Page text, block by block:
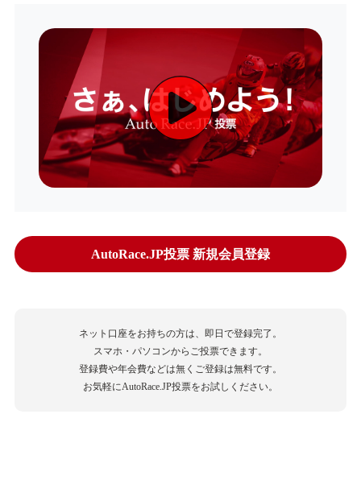
AutoRace.JP投票 新規会員登録
ネット口座をお持ちの方は、即日で登録完了。
スマホ・パソコンからご投票できます。
登録費や年会費などは無くご登録は無料です。
お気軽にAutoRace.JP投票をお試しください。